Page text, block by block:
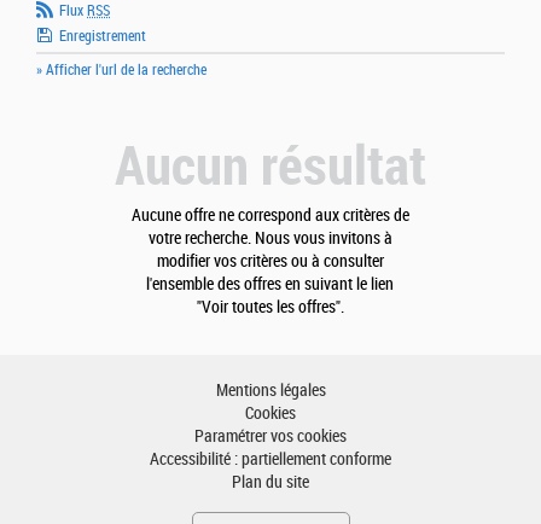
Flux RSS
Enregistrement
» Afficher l'url de la recherche
Aucun résultat
Aucune offre ne correspond aux critères de
votre recherche. Nous vous invitons à
modifier vos critères ou à consulter
l'ensemble des offres en suivant le lien
"Voir toutes les offres".
Mentions légales
Cookies
Paramétrer vos cookies
Accessibilité : partiellement conforme
Plan du site